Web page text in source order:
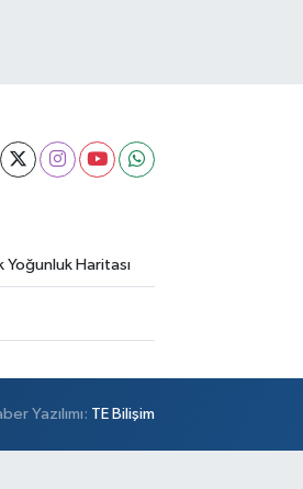
Yoğunluk Haritası
Yazılımı: TE Bilişim